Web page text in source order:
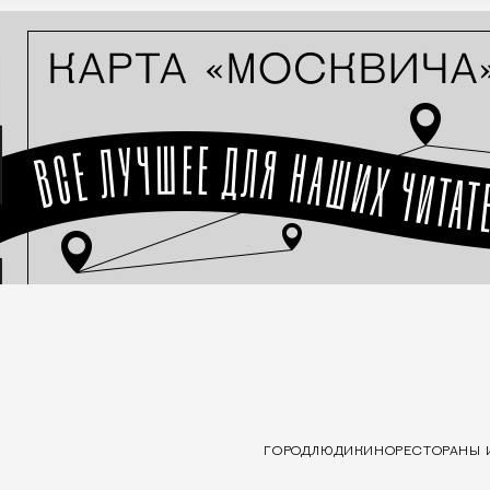
ГОРОДЛЮДИ КИНОРЕСТОРАНЫ